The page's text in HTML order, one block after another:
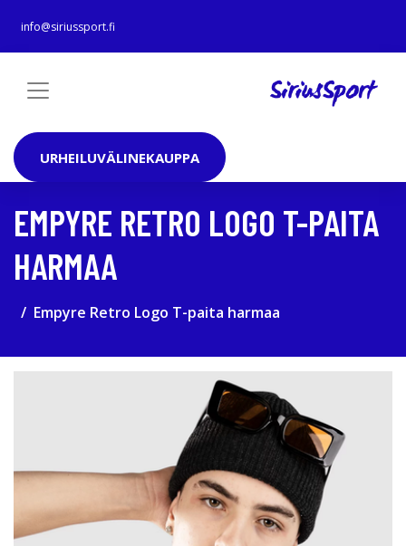
info@siriussport.fi
URHEILUVÄLINEKAUPPA
EMPYRE RETRO LOGO T-PAITA
HARMAA
Empyre Retro Logo T-paita harmaa